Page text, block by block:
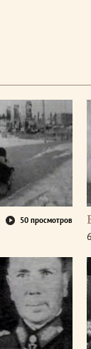
50 просмотров